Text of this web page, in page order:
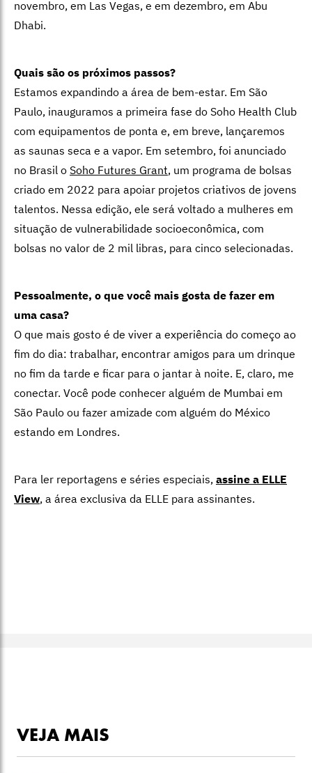
novembro, em Las Vegas, e em dezembro, em Abu
Dhabi.
Quais são os próximos passos?
Estamos expandindo a área de bem-estar. Em São
Paulo, inauguramos a primeira fase do Soho Health Club
com equipamentos de ponta e, em breve, lançaremos
as saunas seca e a vapor. Em setembro, foi anunciado
no Brasil o Soho Futures Grant, um programa de bolsas
criado em 2022 para apoiar projetos criativos de jovens
talentos. Nessa edição, ele será voltado a mulheres em
situação de vulnerabilidade socioeconômica, com
bolsas no valor de 2 mil libras, para cinco selecionadas.
Pessoalmente, o que você mais gosta de fazer em
uma casa?
O que mais gosto é de viver a experiência do começo ao
fim do dia: trabalhar, encontrar amigos para um drinque
no fim da tarde e ficar para o jantar à noite. E, claro, me
conectar. Você pode conhecer alguém de Mumbai em
São Paulo ou fazer amizade com alguém do México
estando em Londres.
Para ler reportagens e séries especiais, assine a ELLE
View, a área exclusiva da ELLE para assinantes.
VEJA MAIS